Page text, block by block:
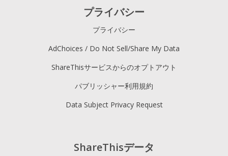
ShareThisデータ
プライバシー
プライバシー
AdChoices / Do Not Sell/Share My Data
ShareThisサービスからのオプトアウト
パブリッシャー利用規約
Data Subject Privacy Request